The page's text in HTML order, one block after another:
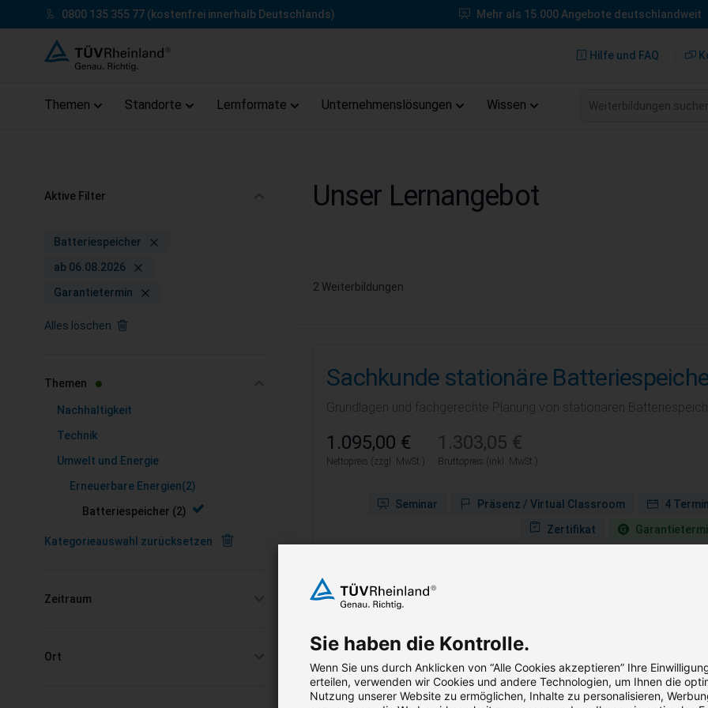
Zum Inhalt springen
0800 135 355 77 (kostenfrei innerhalb Deutschlands) Mehr als 15.000 Angebote deutschlandweit
Hilfe und FAQ
Themen Standorte Lernformate Unternehmenslösungen Wissen Weiterbildungen suchen
Unser Lernangebot
2 Weiterbildungen
Sachkunde stationäre
Grundlagen und fachgerechte Planung von stationären
1.095,00 €
Nettopreis (zzgl. MwSt.)
1.303,05 €
Bruttopreis (inkl. MwSt.)
Seminar Präsenz / Virtual Classroom 4
Zertifikat
Sicherheitsstromversorgung,
Notstromversorgung.
Für zuverlässige Notstromversorgung in sicherheitsrelevanten
Aktive Filter
Batteriespeicher
ab 06.08.2026
Garantietermin
Alles löschen
Themen filter
Nachhaltigkeit
Technik
Umwelt und Energie
Erneuerbare Energien(2)
Batteriespeicher (2)
Kategorieauswahl zurücksetzen
Zeitraum
Ort
Sie haben die Kontrolle.
Wenn Sie uns durch Anklicken von “Alle Cookies akzeptieren” Ihre
erteilen, verwenden wir Cookies und andere Technologien, um Ihnen die
Nutzung unserer Website zu ermöglichen, Inhalte zu personalisieren,